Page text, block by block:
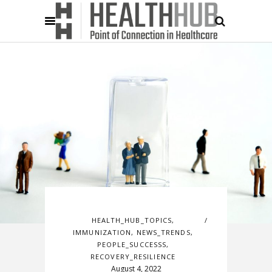
HEALTH_HUB_TOPICS,
IMMUNIZATION , NEWS_TRENDS,
PEOPLE_SUCCESSS,
RECOVERY_RESILIENCE
August 4, 2022